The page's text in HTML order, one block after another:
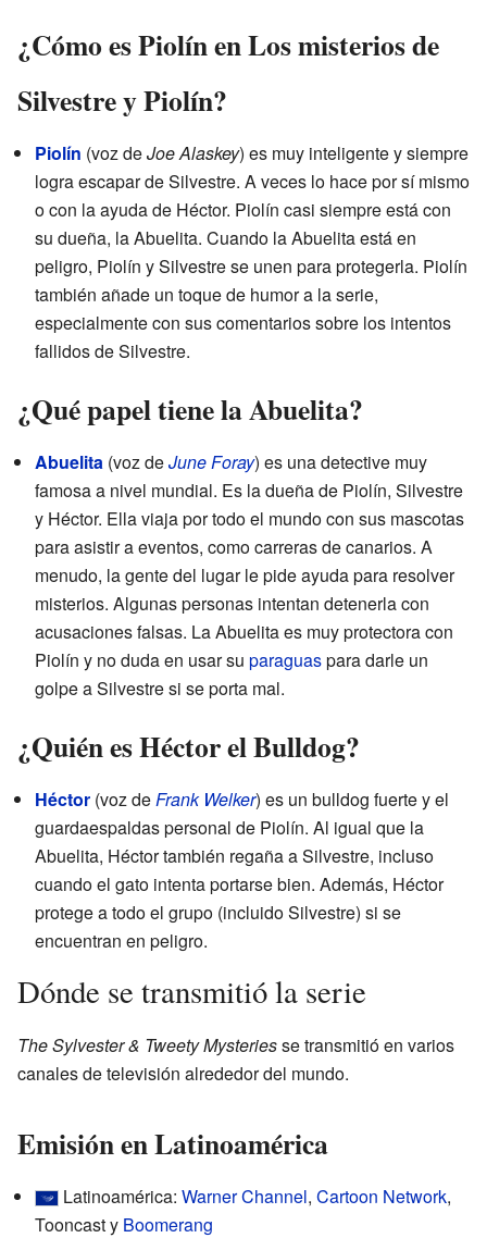
¿Cómo es Piolín en Los misterios de
Silvestre y Piolín?
Piolín (voz deJoe Alaskey) es muy inteligente y siempre
logra escapar de Silvestre. A veces lo hace por sí mismo
o con la ayuda de Héctor. Piolín casi siempre está con
su dueña, la Abuelita. Cuando la Abuelita está en
peligro, Piolín y Silvestre se unen para protegerla. Piolín
también añade un toque de humor a la serie,
especialmente con sus comentarios sobre los intentos
fallidos de Silvestre.
¿Qué papel tiene la Abuelita?
Abuelita (voz deJune Foray) es una detective muy
famosa a nivel mundial. Es la dueña de Piolín, Silvestre
y Héctor. Ella viaja por todo el mundo con sus mascotas
para asistir a eventos, como carreras de canarios. A
menudo, la gente del lugar le pide ayuda para resolver
misterios. Algunas personas intentan detenerla con
acusaciones falsas. La Abuelita es muy protectora con
Piolín y no duda en usar su paraguaspara darle un
golpe a Silvestre si se porta mal.
¿Quién es Héctor el Bulldog?
Héctor (voz deFrank Welker) es un bulldog fuerte y el
guardaespaldas personal de Piolín. Al igual que la
Abuelita, Héctor también regaña a Silvestre, incluso
cuando el gato intenta portarse bien. Además, Héctor
protege a todo el grupo (incluido Silvestre) si se
encuentran en peligro.
Dónde se transmitió la serie
The Sylvester & Tweety Mysteriesse transmitió en varios
canales de televisión alrededor del mundo.
Emisión en Latinoamérica
Latinoamérica: Warner Channel, Cartoon Network,
Tooncast y Boomerang